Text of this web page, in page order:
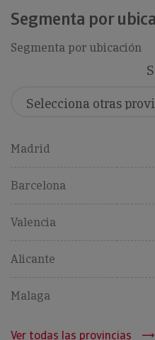
Segmenta por
Segmenta por ubicación
Madrid
Barcelona
Valencia
Alicante
Malaga
Ver todas las provincias